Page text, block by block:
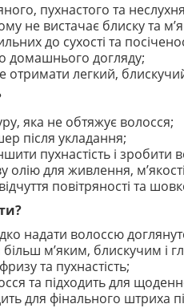
пухнастого та
не вистачає блиску та
до сухості та
домашнього догляду;
отримати легкий,
яка не обтяжує волосся;
після укладання;
пухнастість і зробити
олію для живлення,
повітряності та
надати волоссю
м’яким, блискучим і
та пухнастість;
та підходить для
для фінального штриха